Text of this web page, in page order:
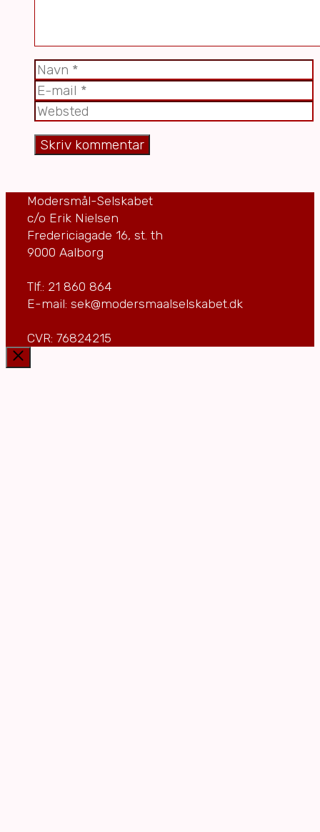
Navn
E-
mail
Websted
Modersmål-Selskabet
c/o Erik Nielsen
Fredericiagade 16, st. th
9000 Aalborg
Tlf.: 21 860 864
E-mail: sek@modersmaalselskabet.dk
CVR: 76824215
Luk